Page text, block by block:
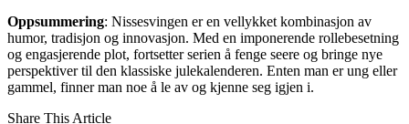
Oppsummering: Nissesvingen er en vellykket kombinasjon av
humor, tradisjon og innovasjon. Med en imponerende rollebesetning
og engasjerende plot, fortsetter serien å fenge seere og bringe nye
perspektiver til den klassiske julekalenderen. Enten man er ung eller
gammel, finner man noe å le av og kjenne seg igjen i.
Share This Article